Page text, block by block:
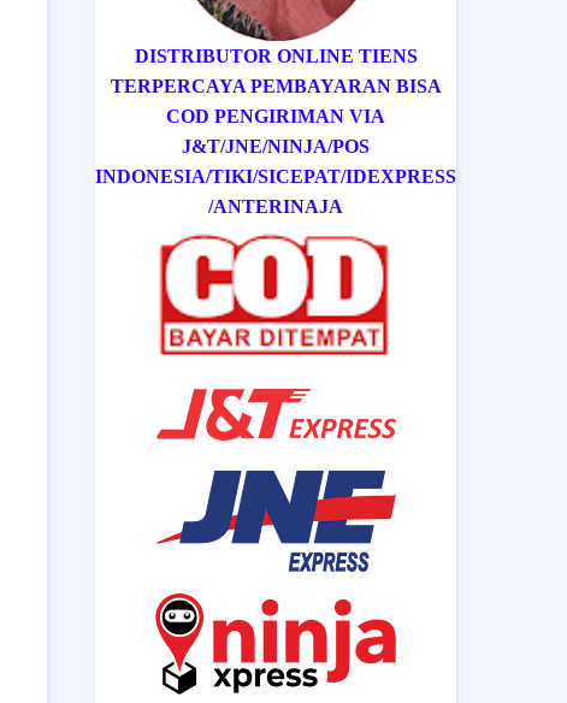
DISTRIBUTOR ONLINE TIENS
TERPERCAYA PEMBAYARAN BISA
COD PENGIRIMAN VIA
J&T/JNE/NINJA/POS
INDONESIA/TIKI/SICEPAT/IDEXPRESS
/ANTERINAJA